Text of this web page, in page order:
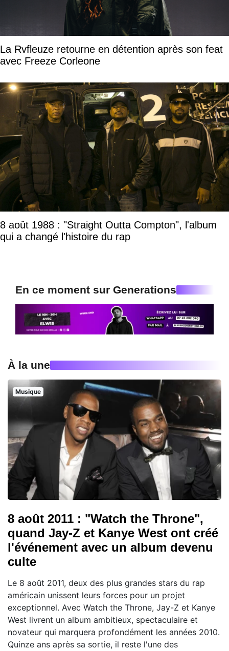
La Rvfleuze retourne en détention après son feat
avec Freeze Corleone
8 août 1988 : "Straight Outta Compton", l'album
qui a changé l'histoire du rap
En ce moment sur Generations
À la une
Musique
8 août 2011 : "Watch the Throne",
quand Jay-Z et Kanye West ont créé
l'événement avec un album devenu
culte
Le 8 août 2011, deux des plus grandes stars du rap
américain unissent leurs forces pour un projet
exceptionnel. Avec Watch the Throne, Jay-Z et Kanye
West livrent un album ambitieux, spectaculaire et
novateur qui marquera profondément les années 2010.
Quinze ans après sa sortie, il reste l'une des